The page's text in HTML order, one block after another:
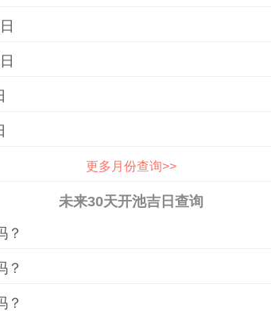
更多月份查询>>
未来30天开池吉日查询
？
？
？